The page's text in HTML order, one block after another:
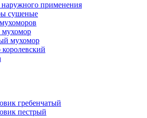
применения
сушеные
мухомор
гребенчатый
пестрый